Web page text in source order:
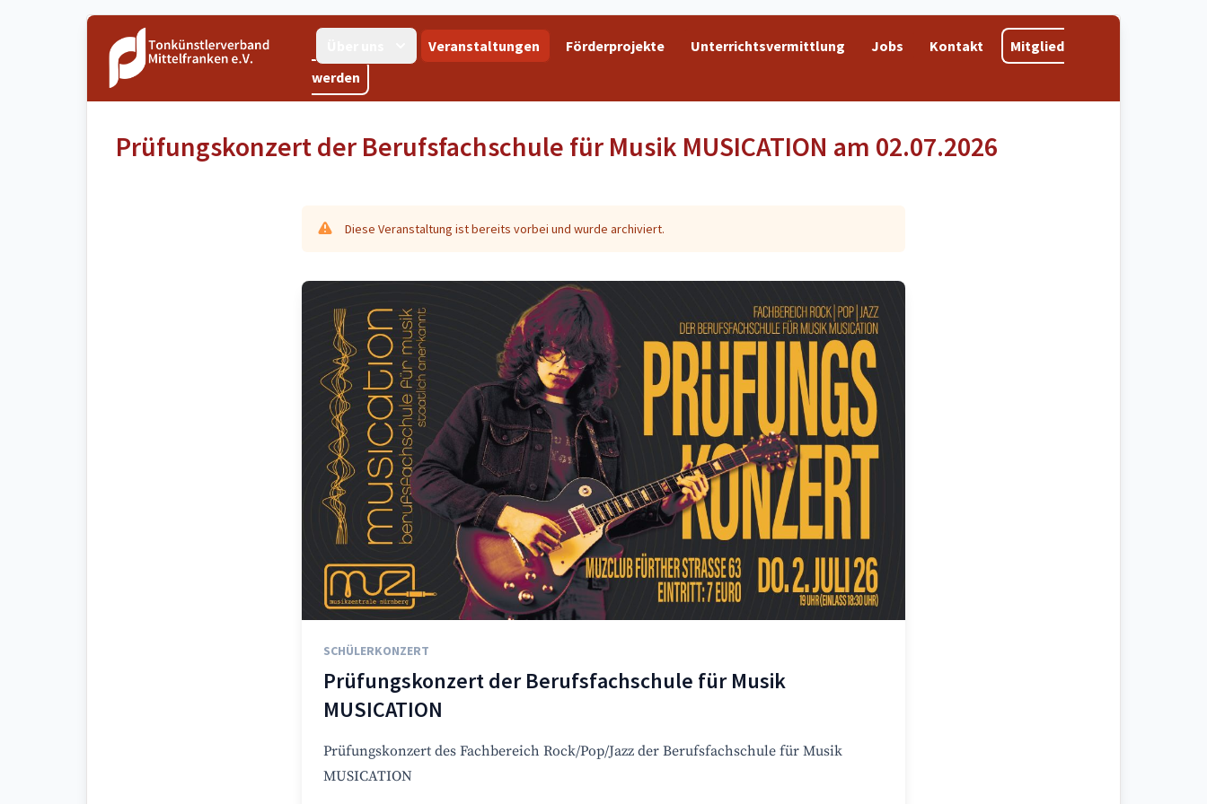
Veranstaltungen Förderprojekte Unterrichtsvermittlung Jobs Kontakt
Mitglied
werden
Prüfungskonzert der Berufsfachschule für Musik MUSICATION am 02.07.2026
Diese Veranstaltung ist bereits vorbei und wurde archiviert.
SCHÜLERKONZERT
Prüfungskonzert der Berufsfachschule für Musik
MUSICATION
Prüfungskonzert des Fachbereich Rock/Pop/Jazz der Berufsfachschule für Musik
MUSICATION